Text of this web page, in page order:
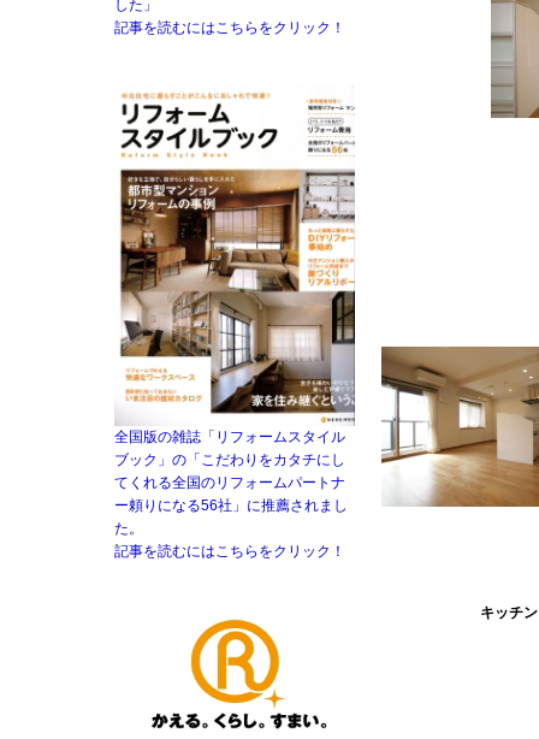
キッチン
した」
記事を読むにはこちらをクリック！
全国版の雑誌「リフォームスタイル
ブック」の「こだわりをカタチにし
てくれる全国のリフォームパートナ
ー頼りになる56社」に推薦されまし
た。
記事を読むにはこちらをクリック！